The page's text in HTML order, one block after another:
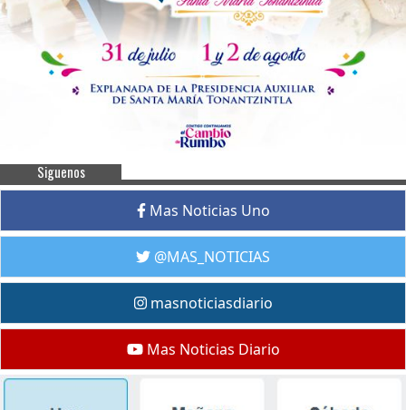
Siguenos
Mas Noticias Uno
@MAS_NOTICIAS
masnoticiasdiario
Mas Noticias Diario